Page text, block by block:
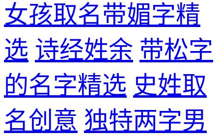
女孩取名带媚字精
选 诗经姓余 带松字
的名字精选 史姓取
名创意 独特两字男